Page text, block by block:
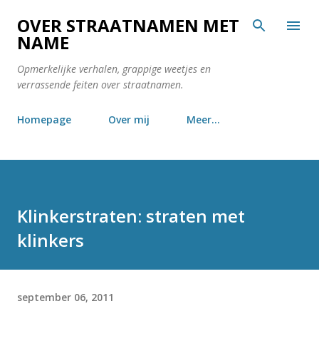
Doorgaan naar hoofdcontent
OVER STRAATNAMEN MET
NAME
Opmerkelijke verhalen, grappige weetjes en
verrassende feiten over straatnamen.
Homepage Over mij Meer…
Klinkerstraten: straten met
klinkers
september 06, 2011